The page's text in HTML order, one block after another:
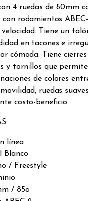
4 ruedas de 80mm
rodamientos
Tiene un
en tacones e
cómoda. Tiene cierres
y tornillos que
de colores
ruedas
costo-beneficio.
línea
Blanco
/ Freestyle
/ 85a